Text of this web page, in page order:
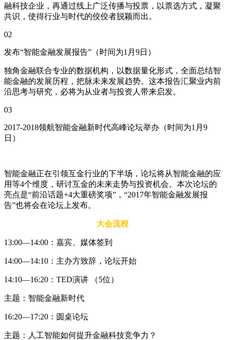
融科技企业，再通过线上广泛传播与投票，以票选方式，凝聚
共识，使得行业与时代的佼佼者脱颖而出。
02
发布“智能金融发展报告”（时间为1月9日）
独角金融联合专业的数据机构，以数据量化形式，全面总结智
能金融的发展历程，把脉未来发展趋势。这本报告汇聚业内前
沿思考与研究，必将为从业者与投资人带来启发。
03
2017-2018领航智能金融新时代高峰论坛举办（时间为1月9
日）
智能金融正在引领互金行业的下半场，论坛将从智能金融的应
用等4个维度，研讨互金的未来走势与投资机会。本次论坛的
亮点是“前沿话题+4大重磅奖项”，“2017年智能金融发展报
告”也将会在论坛上发布。
大会流程
13:00—14:00：嘉宾、媒体签到
14:00—14:10：主办方致辞，论坛开始
14:10—16:20：TED演讲 （5位）
主题：智能金融新时代
16:20—17:20：圆桌论坛
主题：人工智能如何提升金融科技竞争力？